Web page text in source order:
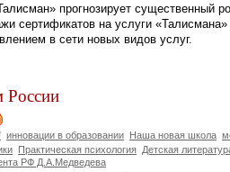
прогнозирует существенный
сертификатов на услуги «Талисмана»
в сети новых видов услуг.
России
инновации в образовании Наша новая школа
Практическая психология Детская
РФ Д.А.Медведева